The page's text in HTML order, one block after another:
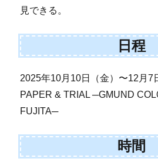
見できる。
日程
2025年10月10日（金）〜12月7
PAPER & TRIAL ─GMUND
FUJITA─
時間